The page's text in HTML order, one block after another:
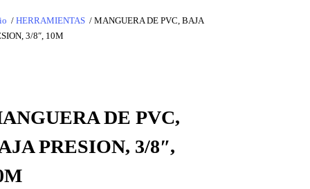
/ HERRAMIENTAS / MANGUERA DE PVC, BAJA
3/8″, 10M
DE PVC,
PRESION, 3/8″,